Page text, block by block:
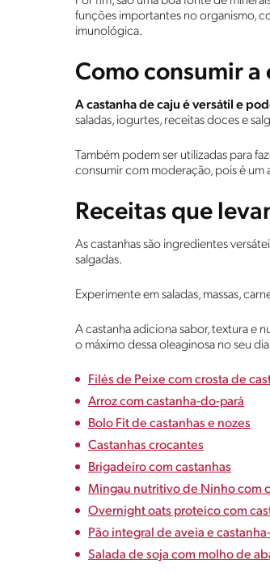
funções importantes no organismo,
imunológica.
Como consumir a
A castanha de caju é versátil e
saladas, iogurtes, receitas doces e
Também podem ser utilizadas para
consumir com moderação, pois é um
Receitas que
As castanhas são ingredientes
salgadas.
Experimente em saladas, massas,
A castanha adiciona sabor, textura e
o máximo dessa oleaginosa no seu
Filés de Peixe com crosta de
Arroz com castanha-do-pará
Bolo Fit de castanhas e nozes
Castanhas crocantes
Brigadeiro com castanhas
Mingau nutritivo de Ninho com
Overnight oats proteico com
Pão integral de aveia e
Salada de soja com molho de